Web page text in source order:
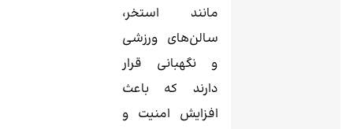
مانند استخر،
سالن‌های ورزشی
و نگهبانی قرار
دارند که باعث
افزایش امنیت و